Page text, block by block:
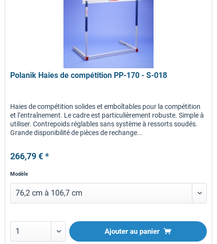
Polanik Haies de compétition PP-170 - S-018
Haies de compétition solides et emboîtables pour la compétition
et l’entraînement. Le cadre est particulièrement robuste. Simple à
utiliser. Contrepoids réglables sans système à ressorts soudés.
Grande disponibilité de pièces de rechange...
266,79 € *
Modèle
Ajouter au panier